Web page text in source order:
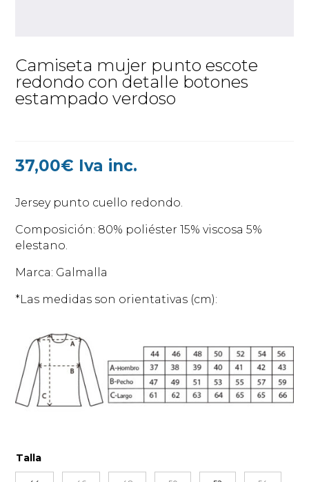
Camiseta mujer punto escote
redondo con detalle botones
estampado verdoso
37,00€ Iva inc.
Jersey punto cuello redondo.
Composición: 80% poliéster 15% viscosa 5%
elestano.
Marca: Galmalla
*Las medidas son orientativas (cm):
Talla